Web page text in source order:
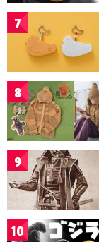
7
8
9
10